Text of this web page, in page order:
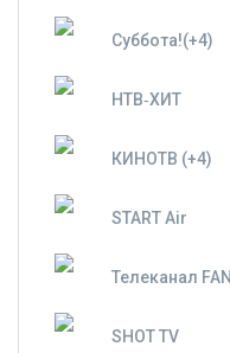
Суббота!(+4)
НТВ‑ХИТ
КИНОТВ (+4)
START Air
Телеканал FAN
SHOT TV